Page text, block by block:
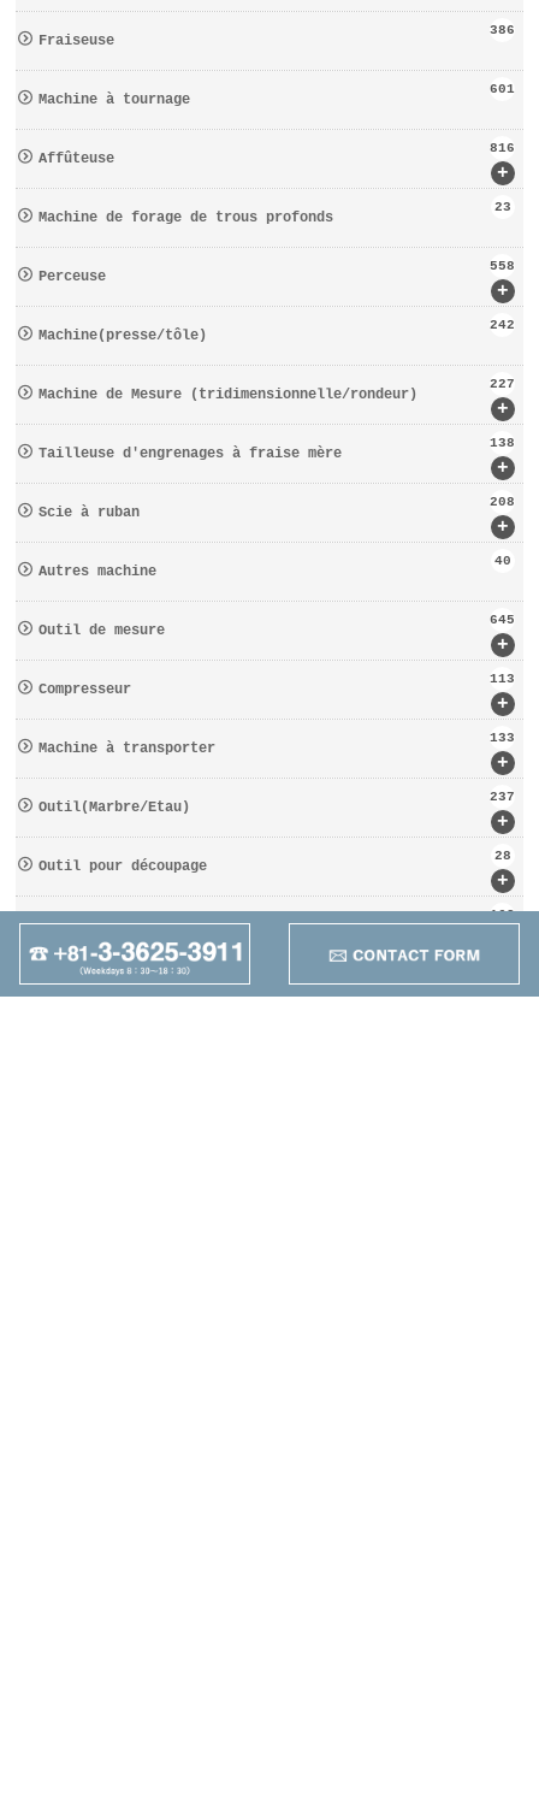
Fraiseuse
386
Machine à tournage
601
+
Affûteuse
816
Machine de forage de trous profonds
23
+
Perceuse
558
Machine(presse/tôle)
242
+
Machine de Mesure (tridimensionnelle/rondeur)
227
+
Tailleuse d′engrenages à fraise mère
138
+
Scie à ruban
208
Autres machine
40
+
Outil de mesure
645
+
Compresseur
113
+
Machine à transporter
133
+
Outil(Marbre/Etau)
237
+
Outil pour découpage
28
D′OUTILS COUPANTS
162
+
Autres